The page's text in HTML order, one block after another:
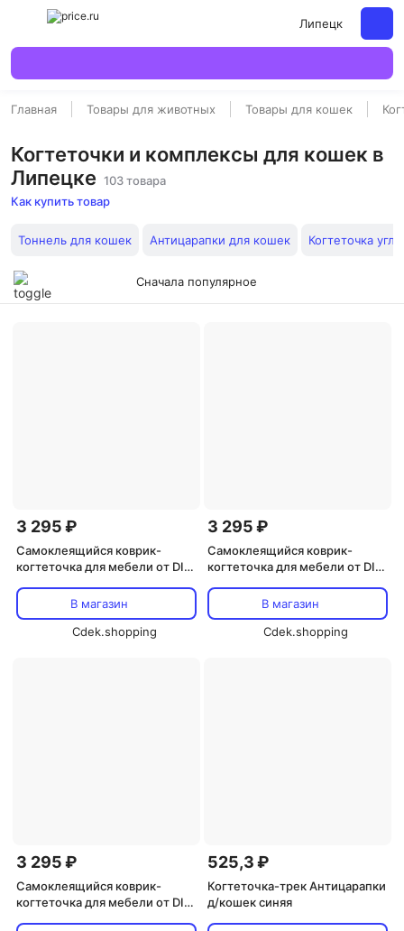
Липецк
Главная Товары для животных Товары для кошек
Когтеточки и комплексы для кошек в
Липецке 103 товара
Как купить товар
Тоннель для кошек Антицарапки для кошек Когтеточка
Сначала популярное
3 295 ₽
Самоклеящийся коврик-
когтеточка для мебели от DIY,
В магазин
Cdek.shopping
3 295 ₽
Самоклеящийся коврик-
когтеточка для мебели от DIY,
В магазин
Cdek.shopping
3 295 ₽
Самоклеящийся коврик-
когтеточка для мебели от DIY,
525,3 ₽
Когтеточка-трек Антицарапки
д/кошек синяя